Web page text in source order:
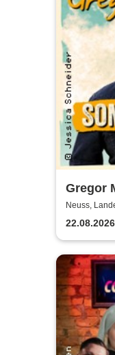
Gregor
2026
Neuss,
22.08.2026